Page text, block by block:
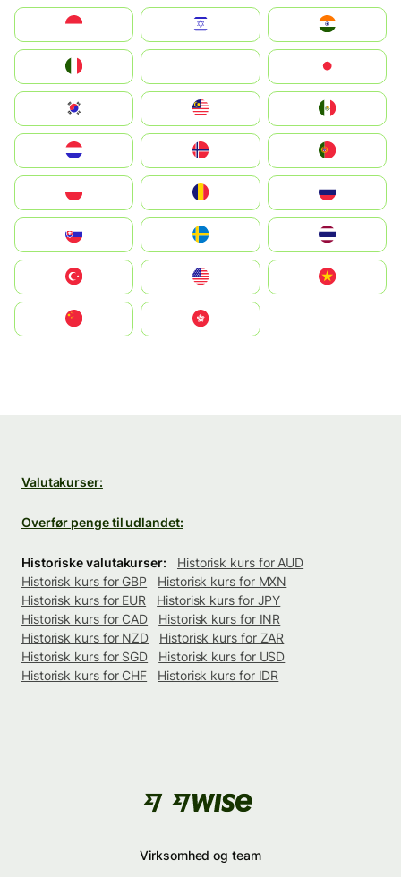
South Korea
United States
中國香港特別行政區
Valutakurser:
Overfør penge til udlandet:
Historiske valutakurser:
Historisk kurs for AUD
Historisk kurs for GBP
Historisk kurs for MXN
Historisk kurs for EUR
Historisk kurs for JPY
Historisk kurs for CAD
Historisk kurs for INR
Historisk kurs for NZD
Historisk kurs for ZAR
Historisk kurs for SGD
Historisk kurs for USD
Historisk kurs for CHF
Historisk kurs for IDR
Virksomhed og team